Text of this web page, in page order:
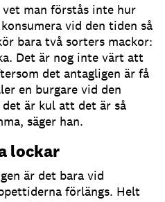
vet man förstås inte hur
vid den tiden så
bara två sorters mackor:
Det är nog inte värt att
det antagligen är få
en burgare vid den
är kul att det är så
säger han.
lockar
är det bara vid
förlängs. Helt